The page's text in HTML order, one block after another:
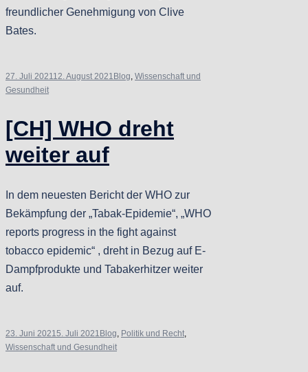
freundlicher Genehmigung von Clive
Bates.
27. Juli 202112. August 2021 Blog, Wissenschaft und
Gesundheit
[CH] WHO dreht
weiter auf
In dem neuesten Bericht der WHO zur
Bekämpfung der „Tabak-Epidemie“, „WHO
reports progress in the fight against
tobacco epidemic“ , dreht in Bezug auf E-
Dampfprodukte und Tabakerhitzer weiter
auf.
23. Juni 20215. Juli 2021 Blog, Politik und Recht,
Wissenschaft und Gesundheit